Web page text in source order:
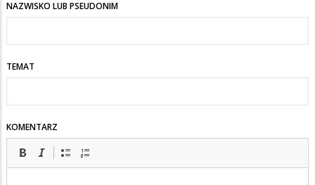
NAZWISKO LUB PSEUDONIM
TEMAT
KOMENTARZ